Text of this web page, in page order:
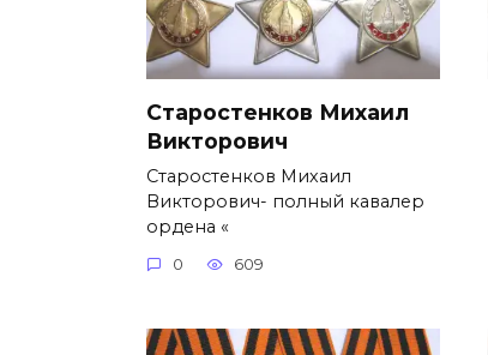
Старостенков Михаил
Викторович
Старостенков Михаил
Викторович- полный кавалер
ордена «
0 609